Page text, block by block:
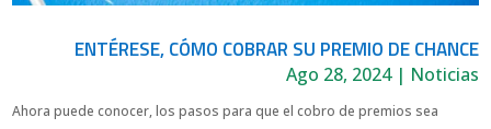
ENTÉRESE, CÓMO COBRAR SU PREMIO DE CHANCE
Ago 28, 2024| Noticias
Ahora puede conocer, los pasos para que el cobro de premios sea